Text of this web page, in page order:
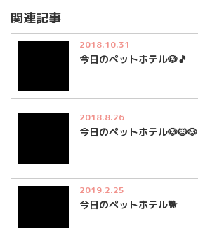
関連記事
2018.10.31
今日のペットホテル🐶🎵
2018.8.26
今日のペットホテル🐶🐱🐶
2019.2.25
今日のペットホテル🐕